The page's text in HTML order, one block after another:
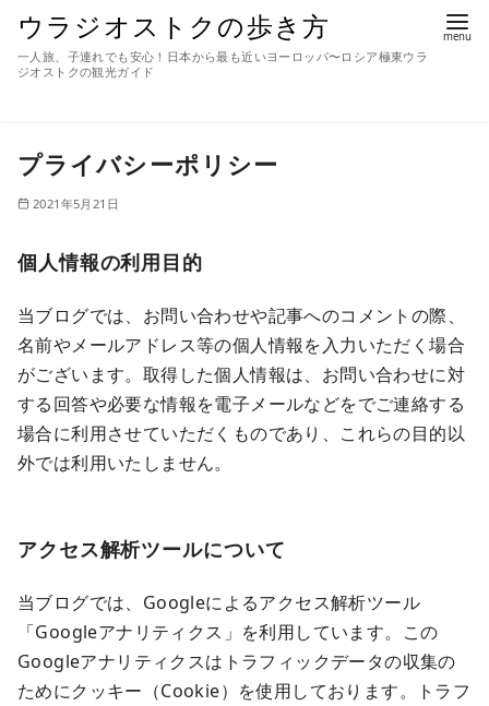
ウラジオストクの歩き方
一人旅、子連れでも安心！日本から最も近いヨーロッパ〜ロシア極東ウラ
ジオストクの観光ガイド
プライバシーポリシー
2021年5月21日
個人情報の利用目的
当ブログでは、お問い合わせや記事へのコメントの際、
名前やメールアドレス等の個人情報を入力いただく場合
がございます。取得した個人情報は、お問い合わせに対
する回答や必要な情報を電子メールなどをでご連絡する
場合に利用させていただくものであり、これらの目的以
外では利用いたしません。
アクセス解析ツールについて
当ブログでは、Googleによるアクセス解析ツール
「Googleアナリティクス」を利用しています。この
Googleアナリティクスはトラフィックデータの収集の
ためにクッキー（Cookie）を使用しております。トラフ